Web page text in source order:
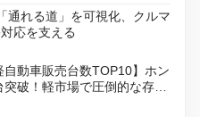
通れる道」を可視化、クルマ
応を支える
自動車販売台数TOP10】ホン
破！軽市場で圧倒的な存在